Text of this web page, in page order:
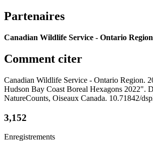
Partenaires
Canadian Wildlife Service - Ontario Region
Comment citer
Canadian Wildlife Service - Ontario Region.
Hudson Bay Coast Boreal Hexagons 2022".
NatureCounts, Oiseaux Canada. 10.71842/
3,152
Enregistrements